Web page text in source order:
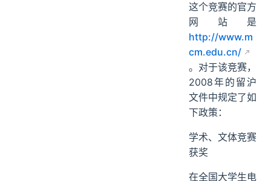
这个竞赛的官方
网站是
http://www.m
cm.edu.cn/
。对于该竞赛，
2008年的留沪
文件中规定了如
下政策：
学术、文体竞赛
获奖
在全国大学生电